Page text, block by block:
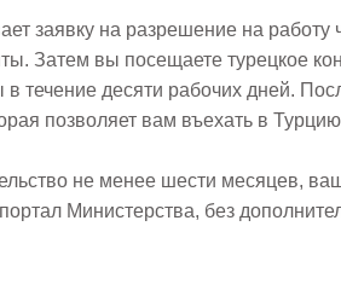
заявку на разрешение на работу
Затем вы посещаете турецкое
десяти рабочих дней.
позволяет вам въехать в
не менее шести месяцев,
Министерства, без